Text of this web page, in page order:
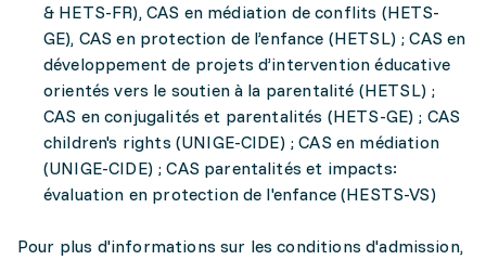
& HETS-FR), CAS en médiation de conflits (HETS-
GE), CAS en protection de l’enfance (HETSL) ; CAS en
développement de projets d’intervention éducative
orientés vers le soutien à la parentalité (HETSL) ;
CAS en conjugalités et parentalités (HETS-GE) ; CAS
children's rights (UNIGE-CIDE) ; CAS en médiation
(UNIGE-CIDE) ; CAS parentalités et impacts:
évaluation en protection de l'enfance (HESTS-VS)
Pour plus d'informations sur les conditions d'admission,